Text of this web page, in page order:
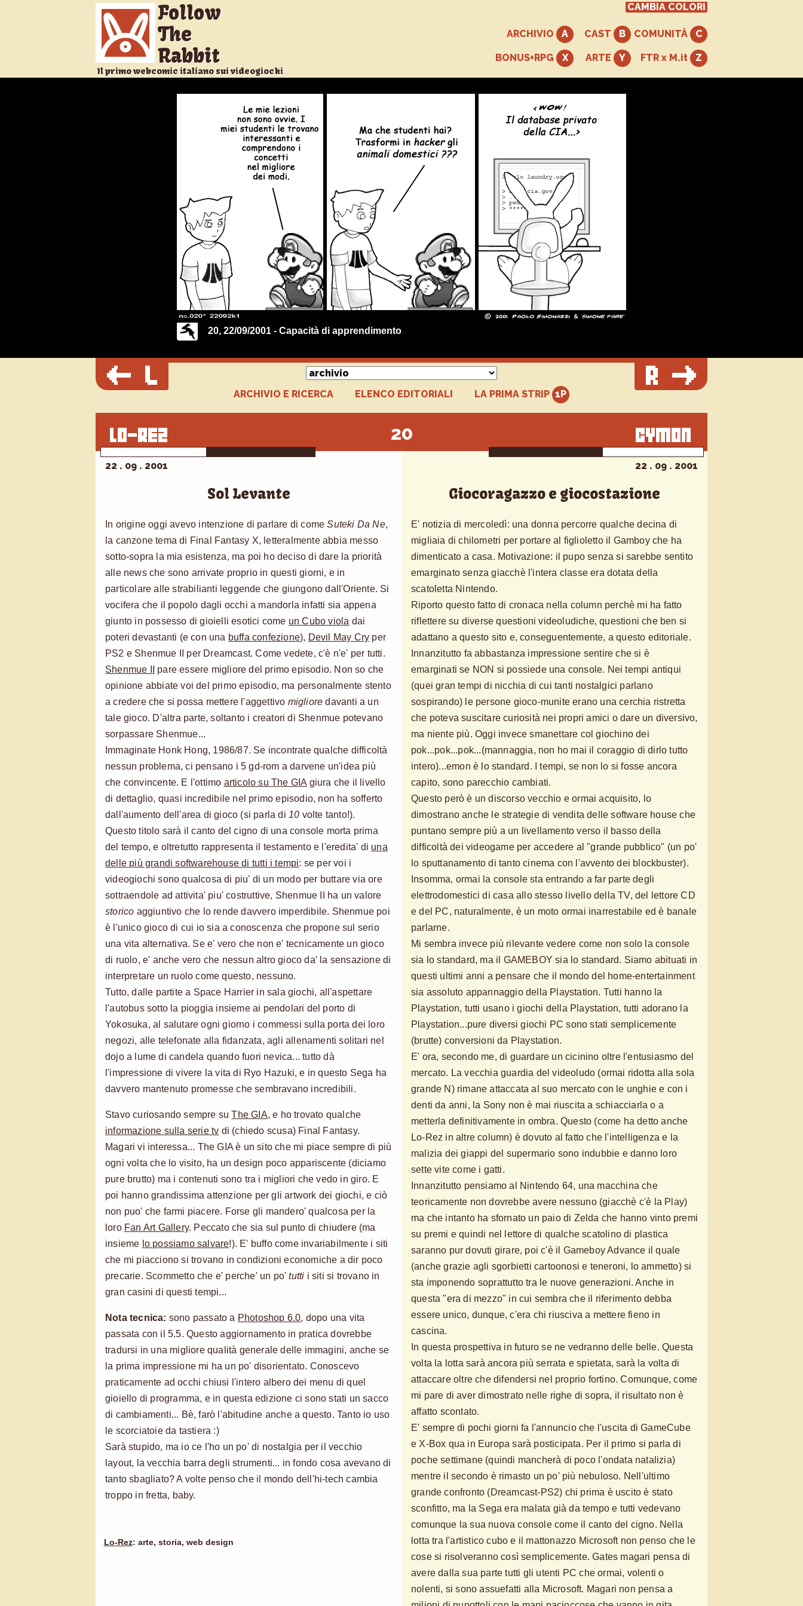
Follow
The
Rabbit
Il primo webcomic italiano sui videogiochi
CAMBIA COLORI
ARCHIVIO CAST COMUNITÀ
BONUS+RPG ARTE FTR x M.it
20, 22/09/2001 - Capacità di apprendimento
ARCHIVIO E RICERCA ELENCO EDITORIALI LA PRIMA STRIP
20
22 . 09 . 2001
Sol Levante
In origine oggi avevo intenzione di parlare di comeSuteki Da Ne,
la canzone tema di Final Fantasy X, letteralmente abbia messo
sotto-sopra la mia esistenza, ma poi ho deciso di dare la priorità
alle news che sono arrivate proprio in questi giorni, e in
particolare alle strabilianti leggende che giungono dall'Oriente. Si
vocifera che il popolo dagli occhi a mandorla infatti sia appena
giunto in possesso di gioielli esotici come un Cubo viola dai
poteri devastanti (e con una buffa confezione), Devil May Cry per
PS2 e Shenmue II per Dreamcast. Come vedete, c'è n'e' per tutti.
Shenmue II
pare essere migliore del primo episodio. Non so che
opinione abbiate voi del primo episodio, ma personalmente stento
a credere che si possa mettere l'aggettivo migliore davanti a un
tale gioco. D'altra parte, soltanto i creatori di Shenmue potevano
sorpassare Shenmue...
Immaginate Honk Hong, 1986/87. Se incontrate qualche difficoltà
nessun problema, ci pensano i 5 gd-rom a darvene un'idea più
che convincente. E l'ottimo articolo su The GIA giura che il livello
di dettaglio, quasi incredibile nel primo episodio, non ha sofferto
dall'aumento dell'area di gioco (si parla di 10 volte tanto!).
Questo titolo sarà il canto del cigno di una console morta prima
del tempo, e oltretutto rappresenta il testamento e l'eredita' di una
delle più grandi softwarehouse di tutti i tempi: se per voi i
videogiochi sono qualcosa di piu' di un modo per buttare via ore
sottraendole ad attivita' piu' costruttive, Shenmue II ha un valore
storico aggiuntivo che lo rende davvero imperdibile. Shenmue poi
è l'unico gioco di cui io sia a conoscenza che propone sul serio
una vita alternativa. Se e' vero che non e' tecnicamente un gioco
di ruolo, e' anche vero che nessun altro gioco da' la sensazione di
interpretare un ruolo come questo, nessuno.
Tutto, dalle partite a Space Harrier in sala giochi, all'aspettare
l'autobus sotto la pioggia insieme ai pendolari del porto di
Yokosuka, al salutare ogni giorno i commessi sulla porta dei loro
negozi, alle telefonate alla fidanzata, agli allenamenti solitari nel
dojo a lume di candela quando fuori nevica... tutto dà
l'impressione di vivere la vita di Ryo Hazuki, e in questo Sega ha
davvero mantenuto promesse che sembravano incredibili.
Stavo curiosando sempre suThe GIA, e ho trovato qualche
informazione sulla serie tv di (chiedo scusa) Final Fantasy.
Magari vi interessa... The GIA è un sito che mi piace sempre di più
ogni volta che lo visito, ha un design poco appariscente (diciamo
pure brutto) ma i contenuti sono tra i migliori che vedo in giro. E
poi hanno grandissima attenzione per gli artwork dei giochi, e ciò
non puo' che farmi piacere. Forse gli mandero' qualcosa per la
loro Fan Art Gallery. Peccato che sia sul punto di chiudere (ma
insieme lo possiamo salvare!). E' buffo come invariabilmente i siti
che mi piacciono si trovano in condizioni economiche a dir poco
precarie. Scommetto che e' perche' un po'tutti i siti si trovano in
gran casini di questi tempi...
Nota tecnica: sono passato a Photoshop 6.0, dopo una vita
passata con il 5.5. Questo aggiornamento in pratica dovrebbe
tradursi in una migliore qualità generale delle immagini, anche se
la prima impressione mi ha un po' disorientato. Conoscevo
praticamente ad occhi chiusi l'intero albero dei menu di quel
gioiello di programma, e in questa edizione ci sono stati un sacco
di cambiamenti... Bè, farò l'abitudine anche a questo. Tanto io uso
le scorciatoie da tastiera :)
Sarà stupido, ma io ce l'ho un po' di nostalgia per il vecchio
layout, la vecchia barra degli strumenti... in fondo cosa avevano di
tanto sbagliato? A volte penso che il mondo dell'hi-tech cambia
troppo in fretta, baby.
Lo-Rez: arte, storia, web design
22 . 09 . 2001
Giocoragazzo e giocostazione
E' notizia di mercoledì: una donna percorre qualche decina di
migliaia di chilometri per portare al figlioletto il Gamboy che ha
dimenticato a casa. Motivazione: il pupo senza si sarebbe sentito
emarginato senza giacchè l'intera classe era dotata della
scatoletta Nintendo.
Riporto questo fatto di cronaca nella column perchè mi ha fatto
riflettere su diverse questioni videoludiche, questioni che ben si
adattano a questo sito e, conseguentemente, a questo editoriale.
Innanzitutto fa abbastanza impressione sentire che si è
emarginati se NON si possiede una console. Nei tempi antiqui
(quei gran tempi di nicchia di cui tanti nostalgici parlano
sospirando) le persone gioco-munite erano una cerchia ristretta
che poteva suscitare curiosità nei propri amici o dare un diversivo,
ma niente più. Oggi invece smanettare col giochino dei
pok...pok...pok...(mannaggia, non ho mai il coraggio di dirlo tutto
intero)...emon è lo standard. I tempi, se non lo si fosse ancora
capito, sono parecchio cambiati.
Questo però è un discorso vecchio e ormai acquisito, lo
dimostrano anche le strategie di vendita delle software house che
puntano sempre più a un livellamento verso il basso della
difficoltà dei videogame per accedere al "grande pubblico" (un po'
lo sputtanamento di tanto cinema con l'avvento dei blockbuster).
Insomma, ormai la console sta entrando a far parte degli
elettrodomestici di casa allo stesso livello della TV, del lettore CD
e del PC, naturalmente, è un moto ormai inarrestabile ed è banale
parlarne.
Mi sembra invece più rilevante vedere come non solo la console
sia lo standard, ma il GAMEBOY sia lo standard. Siamo abituati in
questi ultimi anni a pensare che il mondo del home-entertainment
sia assoluto appannaggio della Playstation. Tutti hanno la
Playstation, tutti usano i giochi della Playstation, tutti adorano la
Playstation...pure diversi giochi PC sono stati semplicemente
(brutte) conversioni da Playstation.
E' ora, secondo me, di guardare un cicinino oltre l'entusiasmo del
mercato. La vecchia guardia del videoludo (ormai ridotta alla sola
grande N) rimane attaccata al suo mercato con le unghie e con i
denti da anni, la Sony non è mai riuscita a schiacciarla o a
metterla definitivamente in ombra. Questo (come ha detto anche
Lo-Rez in altre column) è dovuto al fatto che l'intelligenza e la
malizia dei giappi del supermario sono indubbie e danno loro
sette vite come i gatti.
Innanzitutto pensiamo al Nintendo 64, una macchina che
teoricamente non dovrebbe avere nessuno (giacchè c'è la Play)
ma che intanto ha sfornato un paio di Zelda che hanno vinto premi
su premi e quindi nel lettore di qualche scatolino di plastica
saranno pur dovuti girare, poi c'è il Gameboy Advance il quale
(anche grazie agli sgorbietti cartoonosi e teneroni, lo ammetto) si
sta imponendo soprattutto tra le nuove generazioni. Anche in
questa "era di mezzo" in cui sembra che il riferimento debba
essere unico, dunque, c'era chi riusciva a mettere fieno in
cascina.
In questa prospettiva in futuro se ne vedranno delle belle. Questa
volta la lotta sarà ancora più serrata e spietata, sarà la volta di
attaccare oltre che difendersi nel proprio fortino. Comunque, come
mi pare di aver dimostrato nelle righe di sopra, il risultato non è
affatto scontato.
E' sempre di pochi giorni fa l'annuncio che l'uscita di GameCube
e X-Box qua in Europa sarà posticipata. Per il primo si parla di
poche settimane (quindi mancherà di poco l'ondata natalizia)
mentre il secondo è rimasto un po' più nebuloso. Nell'ultimo
grande confronto (Dreamcast-PS2) chi prima è uscito è stato
sconfitto, ma la Sega era malata già da tempo e tutti vedevano
comunque la sua nuova console come il canto del cigno. Nella
lotta tra l'artistico cubo e il mattonazzo Microsoft non penso che le
cose si risolveranno così semplicemente. Gates magari pensa di
avere dalla sua parte tutti gli utenti PC che ormai, volenti o
nolenti, si sono assuefatti alla Microsoft. Magari non pensa a